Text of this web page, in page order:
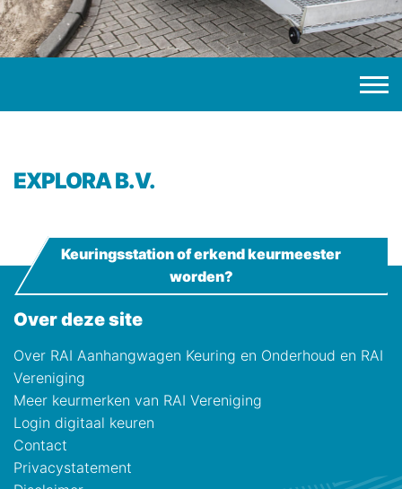
EXPLORA B.V.
Over deze site
Over RAI Aanhangwagen Keuring en Onderhoud en RAI
Vereniging
Meer keurmerken van RAI Vereniging
Login digitaal keuren
Contact
Privacystatement
Keuringsstation of erkend keurmeester
worden?